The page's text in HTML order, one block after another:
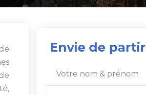
Envie de partir
Votre nom & prénom